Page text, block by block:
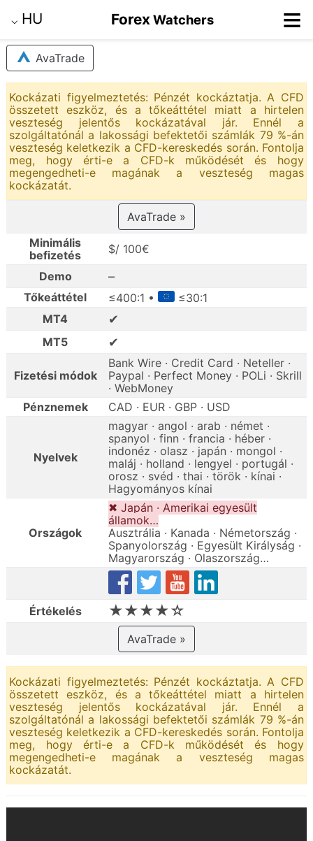
⌵ HU ForexWatchers ≡
AvaTrade
Kockázati figyelmeztetés: Pénzét kockáztatja. A CFD
összetett eszköz, és a tőkeáttétel miatt a hirtelen
veszteség jelentős kockázatával jár. Ennél a
szolgáltatónál a lakossági befektetői számlák 79 %-án
veszteség keletkezik a CFD-kereskedés során. Fontolja
meg, hogy érti-e a CFD-k működését és hogy
megengedheti-e magának a veszteség magas
kockázatát.
AvaTrade »
Minimális
befizetés
$/ 100€
Demo
–
Tőkeáttétel ≤400:1 •
≤30:1
MT4
✔
MT5 ✔
Fizetési módok
Bank Wire · Credit Card · Neteller ·
Paypal · Perfect Money · POLi · Skrill
· WebMoney
Pénznemek
CAD · EUR · GBP · USD
Nyelvek
magyar · angol · arab · német ·
spanyol · finn · francia · héber ·
indonéz · olasz · japán · mongol ·
maláj · holland · lengyel · portugál ·
orosz · svéd · thai · török · kínai ·
Hagyományos kínai
Országok
✖ Japán · Amerikai egyesült
államok…
Ausztrália · Kanada · Németország ·
Spanyolország · Egyesült Királyság ·
Magyarország · Olaszország…
Értékelés ★★★★☆
AvaTrade »
Kockázati figyelmeztetés: Pénzét kockáztatja. A CFD
összetett eszköz, és a tőkeáttétel miatt a hirtelen
veszteség jelentős kockázatával jár. Ennél a
szolgáltatónál a lakossági befektetői számlák 79 %-án
veszteség keletkezik a CFD-kereskedés során. Fontolja
meg, hogy érti-e a CFD-k működését és hogy
megengedheti-e magának a veszteség magas
kockázatát.